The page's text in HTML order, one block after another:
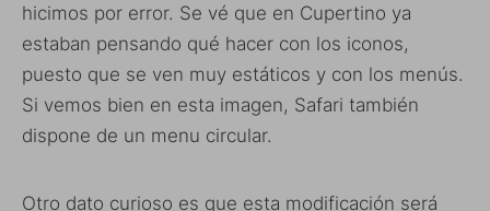
hicimos por error. Se vé que en Cupertino ya
estaban pensando qué hacer con los iconos,
puesto que se ven muy estáticos y con los menús.
Si vemos bien en esta imagen, Safari también
dispone de un menu circular.
Otro dato curioso es que esta modificación será